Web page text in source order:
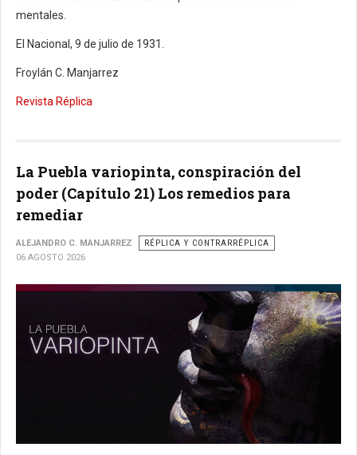
mentales.
El Nacional, 9 de julio de 1931.
Froylán C. Manjarrez
Revista Réplica
La Puebla variopinta, conspiración del
poder (Capítulo 21) Los remedios para
remediar
ALEJANDRO C. MANJARREZ
RÉPLICA Y CONTRARRÉPLICA
06 AGOSTO 2026